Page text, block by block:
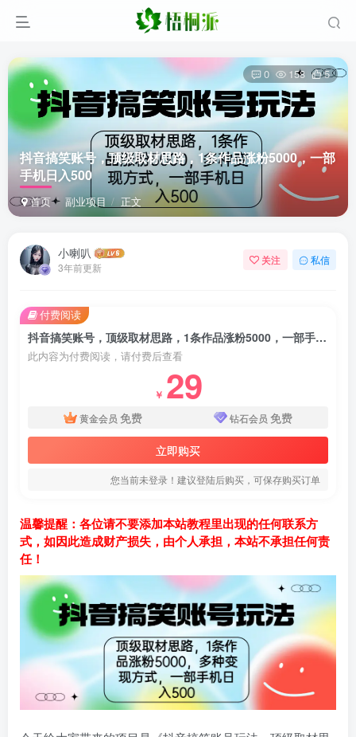
抖音搞笑账号，顶级取材思路，1条作品涨粉5000，一部
手机日入500
首页 副业项目 正文
0 158 5
小喇叭
3年前更新
关注 私信
抖音搞笑账号，顶级取材思路，1条作品涨粉5000，一部手机日入500
此内容为付费阅读，请付费后查看
￥ 29
黄金会员 免费 钻石会员 免费
立即购买
您当前未登录！建议登陆后购买，可保存购买订单
付费阅读
温馨提醒：各位请不要添加本站教程里出现的任何联系方
式，如因此造成财产损失，由个人承担，本站不承担任何责
任！